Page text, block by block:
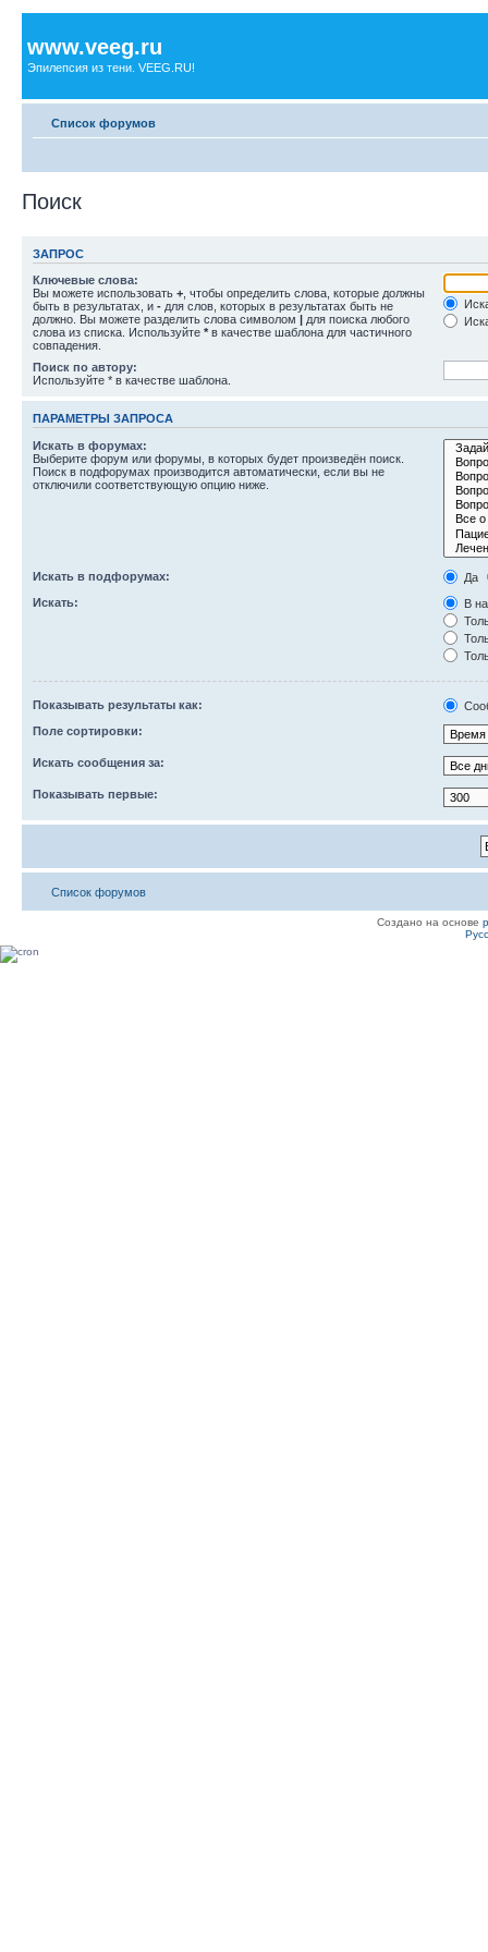
www.veeg.ru
Эпилепсия из тени. VEEG.RU!
Список форумов
Поиск
ЗАПРОС
Ключевые слова:
Вы можете использовать + , чтобы определить слова, которые должны
быть в результатах, и - для слов, которых в результатах быть не
должно. Вы можете разделить слова символом | для поиска любого
слова из списка. Используйте * в качестве шаблона для частичного
совпадения.
Поиск по автору:
Используйте * в качестве шаблона.
ПАРАМЕТРЫ ЗАПРОСА
Искать в форумах:
Выберите форум или форумы, в которых будет произведён поиск.
Поиск в подфорумах производится автоматически, если вы не
отключили соответствующую опцию ниже.
Искать в подфорумах:
Да
Искать:
В
Показывать результаты как:
Поле сортировки:
Искать сообщения за:
Показывать первые:
Список форумов
Создано на основе